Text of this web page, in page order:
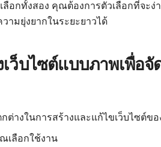
อกทั้งสอง คุณต้องการตัวเลือกที่จะ
ามยุ่งยากในระยะยาวได้
ว็บไซต์แบบภาพเพื่อ
ต่างในการสร้างและแก้ไขเว็บไซต์ข
เลือกใช้งาน